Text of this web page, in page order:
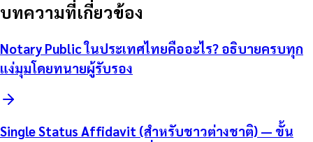
บทความที่เกี่ยวข้อง
Notary Public ในประเทศไทยคืออะไร? อธิบายครบทุก
แง่มุมโดยทนายผู้รับรอง
Single Status Affidavit (สำหรับชาวต่างชาติ) — ขั้น